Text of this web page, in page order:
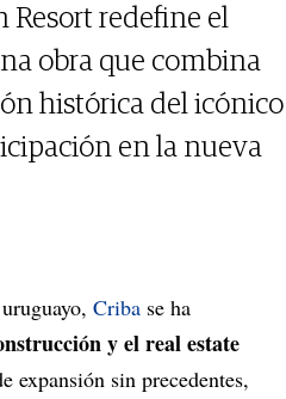
Resort redefine el
obra que combina
histórica del icónico
en la nueva
Criba se ha
y el real estate
expansión sin precedentes,